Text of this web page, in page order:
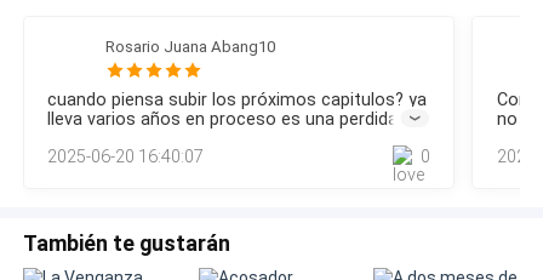
Rosario Juana Abang10
cuando piensa subir los próximos capitulos? ya
lleva varios años en proceso es una perdida de
2025-06-20 16:40:07
0
no
También te gustarán